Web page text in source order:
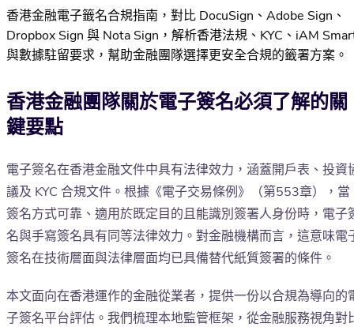
香港金融電子籤名合規指南，對比 DocuSign、Adobe Sign、
Dropbox Sign 與 Nota Sign，解析香港法規、KYC、iAM
與數據駐留要求，幫助金融團隊選擇更安全合規的籤署方案。
香港金融團隊關於電子簽名必須了解的關
鍵要點
電子簽名在香港金融文件中具有法律效力，涵蓋開戶表、投資
議及 KYC 合規文件。根據《電子交易條例》（第553章），當
簽名方式可靠、適用於既定目的且能識別簽署人身份時，電子
名與手寫簽名具有同等法律效力。對金融機構而言，這意味電
簽名在技術層面與法律層面均已具備替代紙質簽署的條件。
本文面向在香港運作的金融從業者，提供一份以合規為導向的
子簽名平台評估。我們梳理本地監管框架，從金融服務視角對